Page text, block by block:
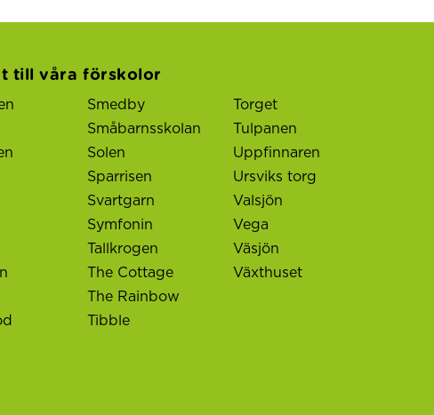
till våra förskolor
Smedby
Småbarnsskolan
Solen
Sparrisen
Svartgarn
Symfonin
Tallkrogen
The Cottage
The Rainbow
Tibble
Torget
Tulpanen
Uppfinnaren
Ursviks torg
Valsjön
Vega
Väsjön
Växthuset